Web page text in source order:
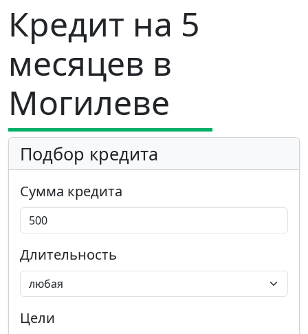
Кредит на 5
месяцев в
Могилеве
Подбор кредита
Сумма кредита
Длительность
Цели